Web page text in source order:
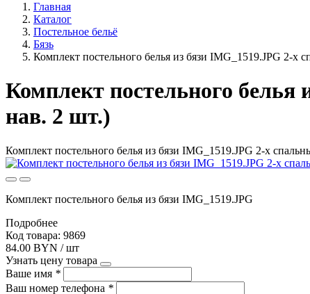
Главная
Каталог
Постельное бельё
Бязь
Комплект постельного белья из бязи IMG_1519.JPG 2-
Комплект постельного
нав. 2 шт.)
Комплект постельного белья из бязи IMG_1519.JPG 2-х
Комплект постельного белья из бязи IMG_1519.JPG
Подробнее
Код товара: 9869
84.00 BYN / шт
Узнать цену товара
Ваше имя *
Ваш номер телефона *